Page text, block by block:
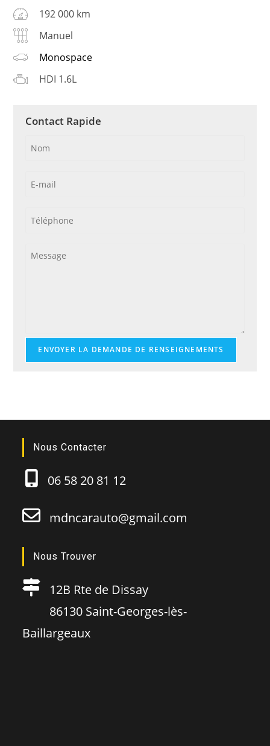
192 000 km
Manuel
Monospace
HDI 1.6L
Contact Rapide
ENVOYER LA DEMANDE DE RENSEIGNEMENTS
Nous Contacter
06 58 20 81 12
mdncarauto@gmail.com
Nous Trouver
12B Rte de Dissay
86130 Saint-Georges-lès-
Baillargeaux